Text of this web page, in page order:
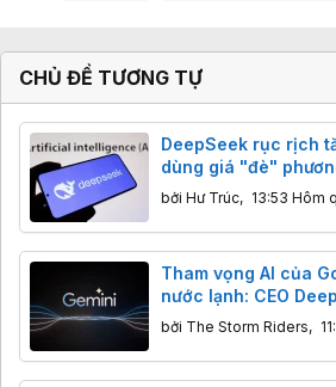
CHỦ ĐỀ TƯƠNG TỰ
DeepSeek rục rịch
dùng giá "đè"
bởi Hư Trúc, 13:53 Hôm
Tham vọng AI của
nước lạnh: CEO
năng lập trình của
GPT cho "ngửi khói"
bởi The Storm Riders,